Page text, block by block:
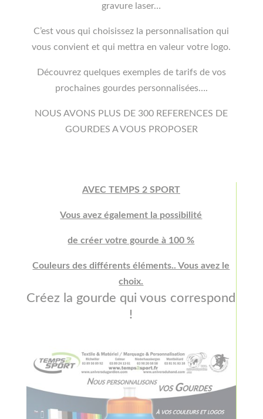
gravure laser…
C’est vous qui choisissez la personnalisation qui
vous convient et qui mettra en valeur votre logo.
Découvrez quelques exemples de tarifs de vos
prochaines gourdes personnalisées….
NOUS AVONS PLUS DE 300 REFERENCES DE
GOURDES A VOUS PROPOSER
AVEC TEMPS 2 SPORT
Vous avez également la possibilité
de créer votre gourde à 100 %
Couleurs des différents éléments.. Vous avez le
choix.
Créez la gourde qui vous correspond
!